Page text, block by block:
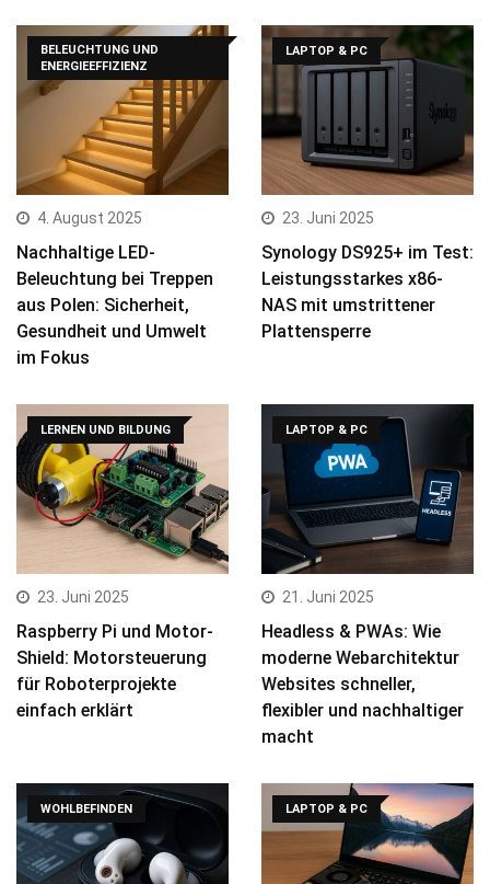
BELEUCHTUNG UND
ENERGIEEFFIZIENZ
4. August 2025
Nachhaltige LED-
Beleuchtung bei Treppen
aus Polen: Sicherheit,
Gesundheit und Umwelt
im Fokus
LAPTOP & PC
23. Juni 2025
Synology DS925+ im Test:
Leistungsstarkes x86-
NAS mit umstrittener
Plattensperre
LERNEN UND BILDUNG
23. Juni 2025
Raspberry Pi und Motor-
Shield: Motorsteuerung
für Roboterprojekte
einfach erklärt
LAPTOP & PC
21. Juni 2025
Headless & PWAs: Wie
moderne Webarchitektur
Websites schneller,
flexibler und nachhaltiger
macht
WOHLBEFINDEN LAPTOP & PC